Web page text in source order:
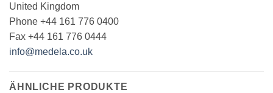
United Kingdom
Phone +44 161 776 0400
Fax +44 161 776 0444
info@medela.co.uk
ÄHNLICHE PRODUKTE